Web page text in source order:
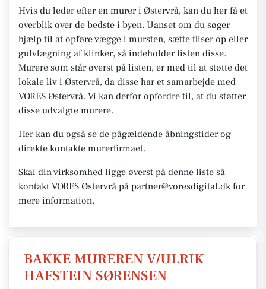
Hvis du leder efter en murer i Østervrå, kan du her få et
overblik over de bedste i byen. Uanset om du søger
hjælp til at opføre vægge i mursten, sætte fliser op eller
gulvlægning af klinker, så indeholder listen disse.
Murere som står øverst på listen, er med til at støtte det
lokale liv i Østervrå, da disse har et samarbejde med
VORES Østervrå. Vi kan derfor opfordre til, at du støtter
disse udvalgte murere.
Her kan du også se de pågældende åbningstider og
direkte kontakte murerfirmaet.
Skal din virksomhed ligge øverst på denne liste så
kontakt VORES Østervrå på partner@voresdigital.dk for
mere information.
BAKKE MUREREN V/ULRIK
HAFSTEIN SØRENSEN